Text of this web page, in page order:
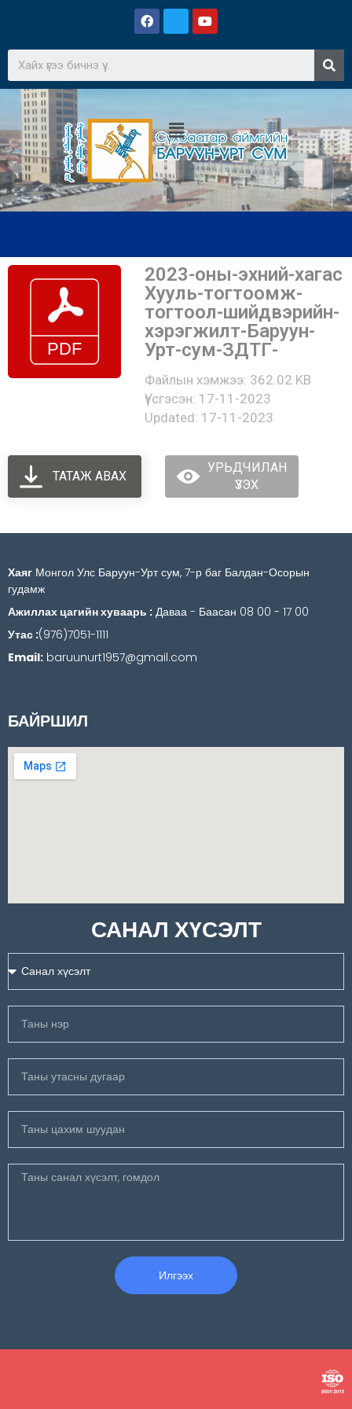
2023-оны-эхний-хагас
Хууль-тогтоомж-
тогтоол-шийдвэрийн-
хэрэгжилт-Баруун-
Урт-сум-ЗДТГ-
Файлын хэмжээ: 362.02 KB
Үүсгэсэн: 17-11-2023
Updated: 17-11-2023
ТАТАЖ АВАХ
УРЬДЧИЛАН
ҮЗЭХ
Хаяг Монгол Улс Баруун-Урт сум, 7-р баг Балдан-Осорын
гудамж
Ажиллах цагийн хуваарь : Даваа - Баасан 08 00 - 17 00
Утас :(976)7051-1111
Email: baruunurt1957@gmail.com
БАЙРШИЛ
САНАЛ ХҮСЭЛТ
Илгээх